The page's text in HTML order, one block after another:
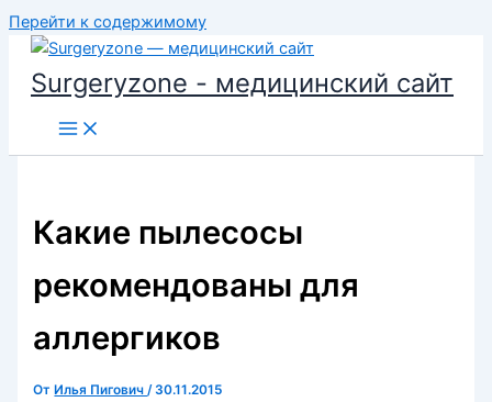
Перейти к содержимому
Surgeryzone - медицинский сайт
Какие пылесосы
рекомендованы для
аллергиков
От Илья Пигович/30.11.2015